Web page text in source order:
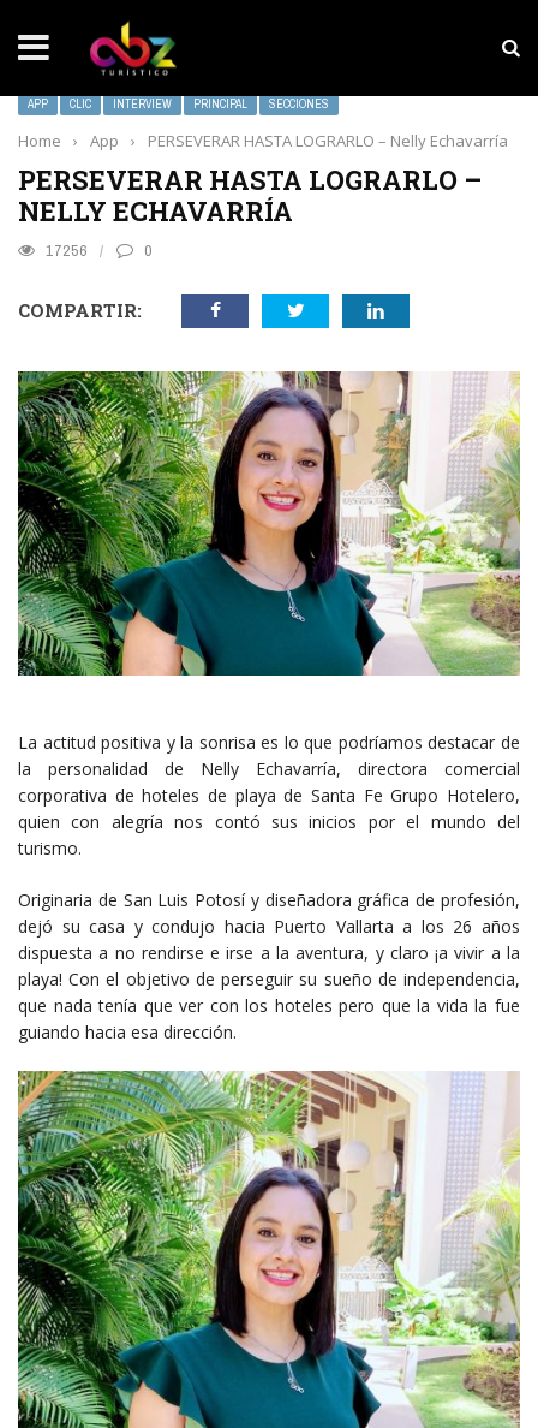
NOTICIAS SOBRESALIENTES
APP CLIC INTERVIEW PRINCIPAL SECCIONES
Home › App › PERSEVERAR HASTA LOGRARLO – Nelly Echavarría
PERSEVERAR HASTA LOGRARLO –
NELLY ECHAVARRÍA
17256 0
COMPARTIR:
La actitud positiva y la sonrisa es lo que podríamos destacar de
la personalidad de Nelly Echavarría, directora comercial
corporativa de hoteles de playa de Santa Fe Grupo Hotelero,
quien con alegría nos contó sus inicios por el mundo del
turismo.
Originaria de San Luis Potosí y diseñadora gráfica de profesión,
dejó su casa y condujo hacia Puerto Vallarta a los 26 años
dispuesta a no rendirse e irse a la aventura, y claro ¡a vivir a la
playa! Con el objetivo de perseguir su sueño de independencia,
que nada tenía que ver con los hoteles pero que la vida la fue
guiando hacia esa dirección.